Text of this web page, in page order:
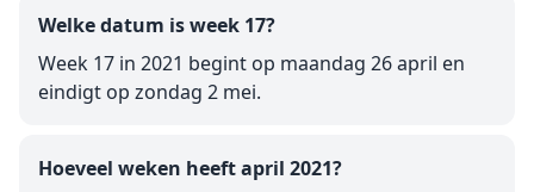
Welke datum is week 17?
Week 17 in 2021 begint op maandag 26 april en
eindigt op zondag 2 mei.
Hoeveel weken heeft april 2021?